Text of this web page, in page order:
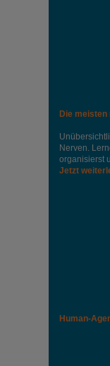
Die meisten
Nerven.
organisierst
Jetzt
Human-